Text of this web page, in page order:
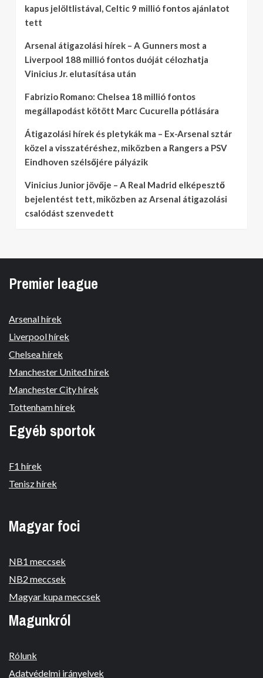
kapus jelöltlistával, Celtic 9 millió fontos ajánlatot
tett
Arsenal átigazolási hírek – A Gunners most a
Liverpool 188 millió fontos duóját célozhatja
Vinicius Jr. elutasítása után
Fabrizio Romano: Chelsea 18 millió fontos
megállapodást kötött Marc Cucurella pótlására
Átigazolási hírek és pletykák ma – Ex-Arsenal sztár
közel a visszatéréshez, miközben a Rangers a PSV
Eindhoven szélsőjére pályázik
Vinicius Junior jövője – A Real Madrid elképesztő
bejelentést tett, miközben az Arsenal átigazolási
csalódást szenvedett
Premier league
Arsenal hírek
Liverpool hírek
Chelsea hírek
Manchester United hírek
Manchester City hírek
Tottenham hírek
Egyéb sportok
F1 hírek
Tenisz hírek
Magyar foci
NB1 meccsek
NB2 meccsek
Magyar kupa meccsek
Magunkról
Rólunk
Adatvédelmi irányelvek